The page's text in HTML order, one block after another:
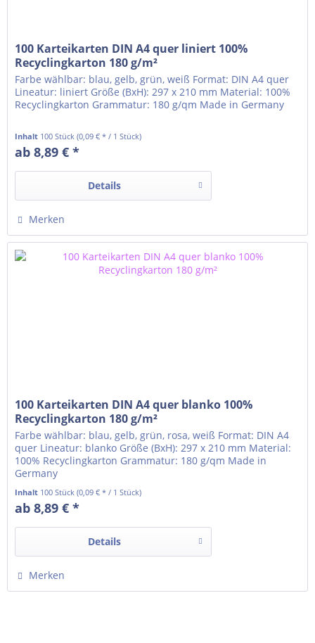
100 Karteikarten DIN A4 quer liniert 100%
Recyclingkarton 180 g/m²
Farbe wählbar: blau, gelb, grün, weiß Format: DIN A4 quer
Lineatur: liniert Größe (BxH): 297 x 210 mm Material: 100%
Recyclingkarton Grammatur: 180 g/qm Made in Germany
Inhalt 100 Stück(0,09 € * / 1 Stück)
ab 8,89 € *
Details
Merken
100 Karteikarten DIN A4 quer blanko 100%
Recyclingkarton 180 g/m²
Farbe wählbar: blau, gelb, grün, rosa, weiß Format: DIN A4
quer Lineatur: blanko Größe (BxH): 297 x 210 mm Material:
100% Recyclingkarton Grammatur: 180 g/qm Made in
Germany
Inhalt 100 Stück(0,09 € * / 1 Stück)
ab 8,89 € *
Details
Merken